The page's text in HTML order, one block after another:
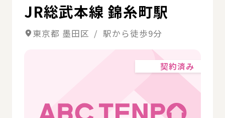
JR総武本線 錦糸町駅
東京都 墨田区 / 駅から徒歩9分
契約済み